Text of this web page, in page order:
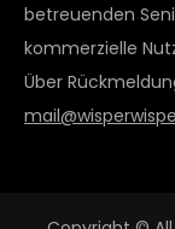
betreuenden
kommerzielle
Über